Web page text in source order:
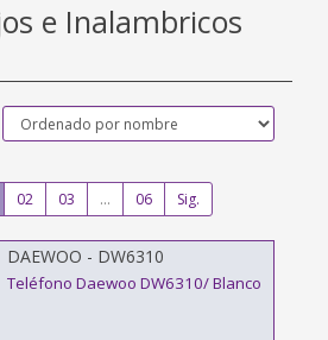
e Inalambricos
02 03 ... 06 Sig.
DAEWOO - DW6310
Teléfono Daewoo DW6310/ Blanco